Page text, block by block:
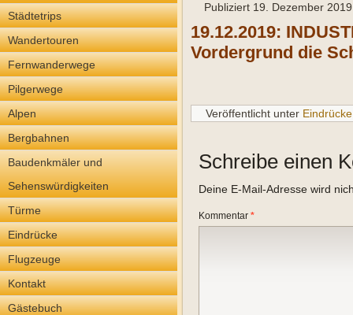
Städtetrips
Wandertouren
Fernwanderwege
Pilgerwege
Alpen
Bergbahnen
Baudenkmäler und
Sehenswürdigkeiten
Türme
Eindrücke
Flugzeuge
Kontakt
Gästebuch
Publiziert 19. Dezember 2019
19.12.2019:
Vordergrund die
Veröffentlicht unter Eindrücke
Schreibe einen
Deine E-Mail-Adresse wird
Kommentar *